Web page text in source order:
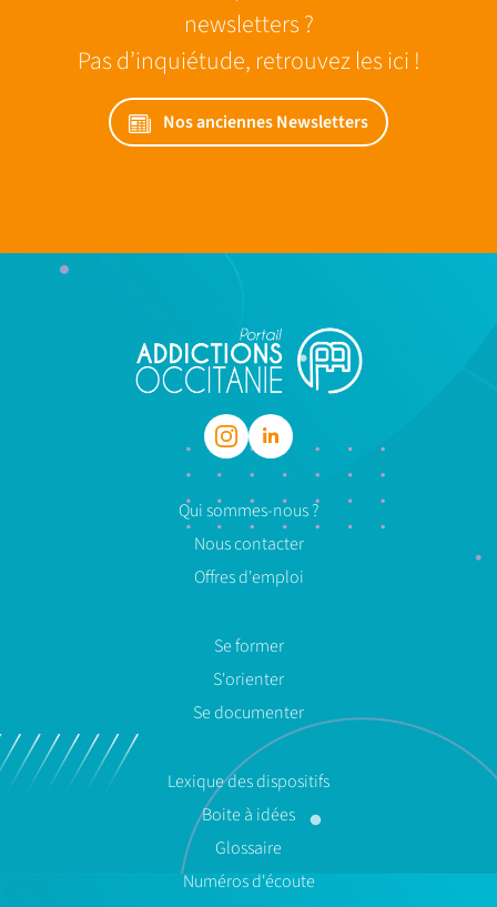
newsletters ?
Pas d’inquiétude, retrouvez les ici !
Nos anciennes Newsletters
Qui sommes-nous ?
Nous contacter
Offres d'emploi
Se former
S'orienter
Se documenter
Lexique des dispositifs
Boite à idées
Glossaire
Numéros d'écoute